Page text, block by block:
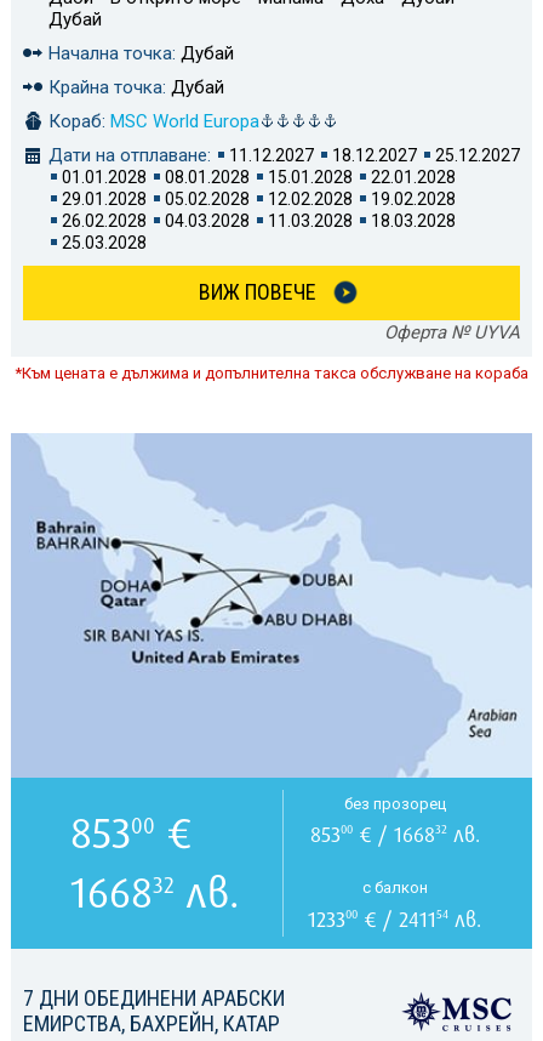
Дубай
Начална точка: Дубай
Крайна точка: Дубай
Кораб: MSC World Europa
Дати на отплаване:
11.12.2027 18.12.2027
25.12.2027
01.01.2028
08.01.2028 15.01.2028
22.01.2028
29.01.2028
05.02.2028 12.02.2028
19.02.2028
26.02.2028
04.03.2028 11.03.2028
18.03.2028
25.03.2028
ВИЖ ПОВЕЧЕ
Оферта № UYVA
*Към цената е дължима и допълнителна такса обслужване на кораба
7 ДНИ ОБЕДИНЕНИ АРАБСКИ
ЕМИРСТВА, БАХРЕЙН, КАТАР
85300 €
166832 лв.
без прозорец
85300€ / 166832лв.
с балкон
123300 € / 241154 лв.